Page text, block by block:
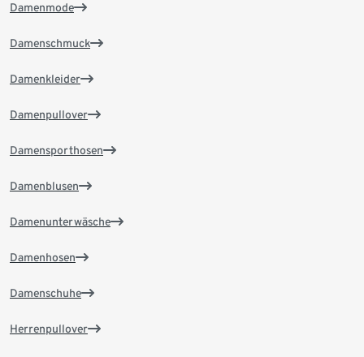
Damenmode
Damenschmuck
Damenkleider
Damenpullover
Damensporthosen
Damenblusen
Damenunterwäsche
Damenhosen
Damenschuhe
Herrenpullover